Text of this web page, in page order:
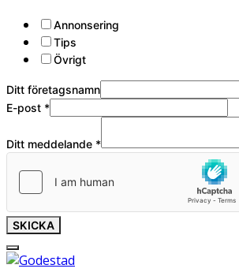
Annonsering
Tips
Övrigt
Ditt företagsnamn
E-post *
Ditt meddelande *
SKICKA